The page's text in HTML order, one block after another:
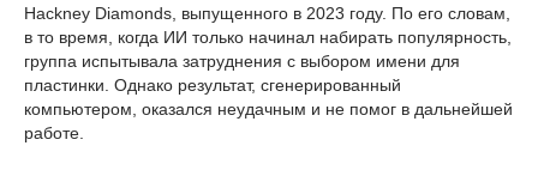
Hackney Diamonds, выпущенного в 2023 году. По его словам,
в то время, когда ИИ только начинал набирать популярность,
группа испытывала затруднения с выбором имени для
пластинки. Однако результат, сгенерированный
компьютером, оказался неудачным и не помог в дальнейшей
работе.